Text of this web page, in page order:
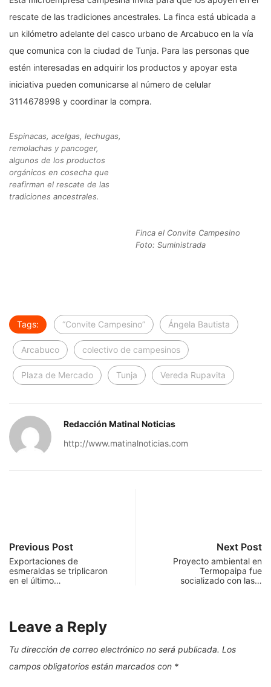
rescate de las tradiciones ancestrales. La finca está ubicada a
un kilómetro adelante del casco urbano de Arcabuco en la vía
que comunica con la ciudad de Tunja. Para las personas que
estén interesadas en adquirir los productos y apoyar esta
iniciativa pueden comunicarse al número de celular
3114678998 y coordinar la compra.
Espinacas, acelgas, lechugas,
remolachas y pancoger,
algunos de los productos
orgánicos en cosecha que
reafirman el rescate de las
tradiciones ancestrales.
Finca el Convite Campesino
Foto: Suministrada
Tags: “Convite Campesino” Ángela Bautista
Arcabuco colectivo de campesinos
Plaza de Mercado Tunja Vereda Rupavita
Redacción Matinal Noticias
http://www.matinalnoticias.com
Previous Post
Exportaciones de
esmeraldas se triplicaron
en el último…
Next Post
Proyecto ambiental en
Termopaipa fue
socializado con las…
Leave a Reply
Tu dirección de correo electrónico no será publicada. Los
campos obligatorios están marcados con *